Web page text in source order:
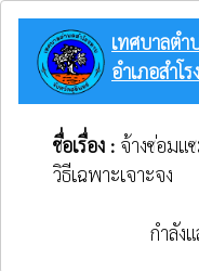
เทศบาลตำ
อำเภอสำโ
ชื่อเรื่อง : จ้างซ่อมแ
วิธีเฉพาะเจาะจง
กำลัง